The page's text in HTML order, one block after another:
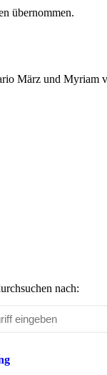
übernommen.
März und Myriam
nach: